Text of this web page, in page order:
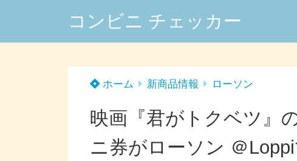
コンビニ チェッカー
ホーム 新商品情報 ローソン
映画『君がトクベツ』
ニ券がローソン ＠